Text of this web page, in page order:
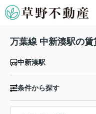
万葉線 中新湊駅の賃
中新湊駅
条件から探す